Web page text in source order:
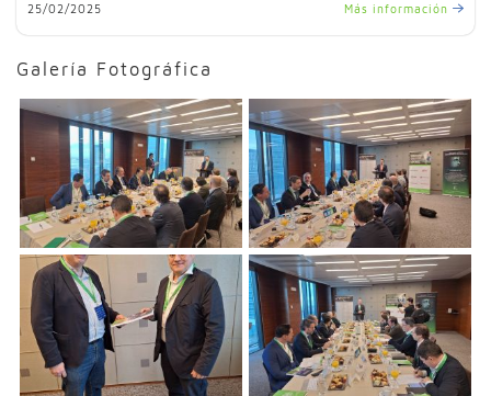
25/02/2025 Más información
Galería Fotográfica